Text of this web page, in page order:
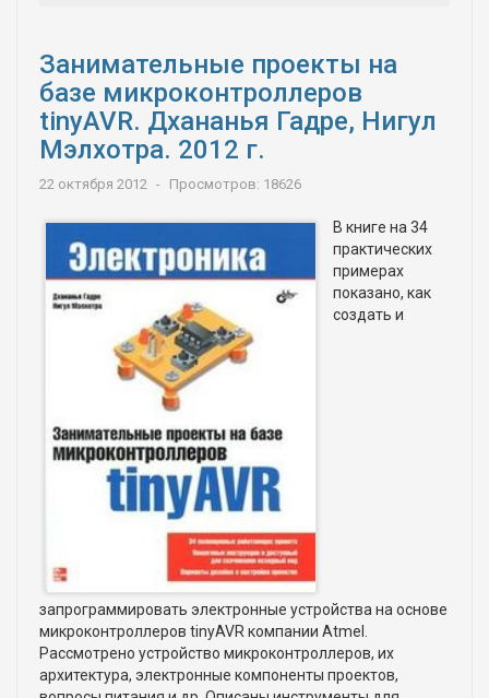
Занимательные проекты на
базе микроконтроллеров
tinyAVR. Дхананья Гадре, Нигул
Мэлхотра. 2012 г.
22 октября 2012 Просмотров: 18626
В книге на 34
практических
примерах
показано, как
создать и
запрограммировать электронные устройства на основе
микроконтроллеров tinyAVR компании Atmel.
Рассмотрено устройство микроконтроллеров, их
архитектура, электронные компоненты проектов,